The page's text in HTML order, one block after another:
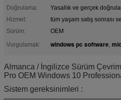
Doğrulama:
Yasallık ve gerçek
Hizmet:
tüm yaşam satış sonrası
Sürüm:
OEM
Vurgulamak:
windows pc software,
Almanca / İngilizce Sürüm
Pro OEM Windows 10
Sistem gereksinimleri :